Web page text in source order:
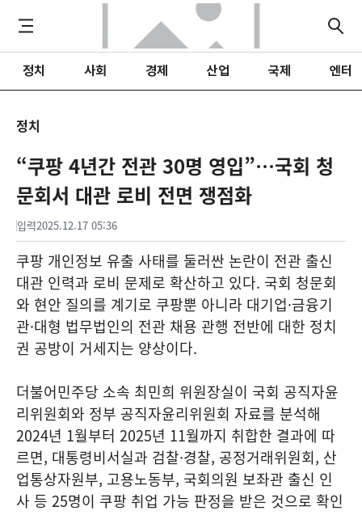
정치 사회 경제 산업 국제 엔터
정치
“쿠팡 4년간 전관 30명 영입”…국회 청
문회서 대관 로비 전면 쟁점화
입력2025.12.17 05:36
쿠팡 개인정보 유출 사태를 둘러싼 논란이 전관 출신
대관 인력과 로비 문제로 확산하고 있다. 국회 청문회
와 현안 질의를 계기로 쿠팡뿐 아니라 대기업·금융기
관·대형 법무법인의 전관 채용 관행 전반에 대한 정치
권 공방이 거세지는 양상이다.
더불어민주당 소속 최민희 위원장실이 국회 공직자윤
리위원회와 정부 공직자윤리위원회 자료를 분석해
2024년 1월부터 2025년 11월까지 취합한 결과에 따
르면, 대통령비서실과 검찰·경찰, 공정거래위원회, 산
업통상자원부, 고용노동부, 국회의원 보좌관 출신 인
사 등 25명이 쿠팡 취업 가능 판정을 받은 것으로 확인